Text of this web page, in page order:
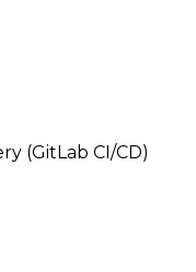
(GitLab CI/CD)